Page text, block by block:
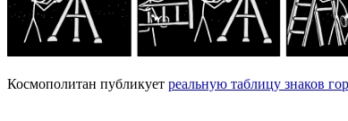
Космополитан публикует реальную таблицу знаков